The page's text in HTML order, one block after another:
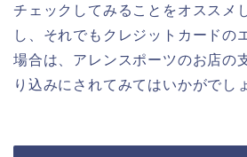
チェックしてみることをオススメ
し、それでもクレジットカードの
場合は、アレンスポーツのお店の
り込みにされてみてはいかがでし